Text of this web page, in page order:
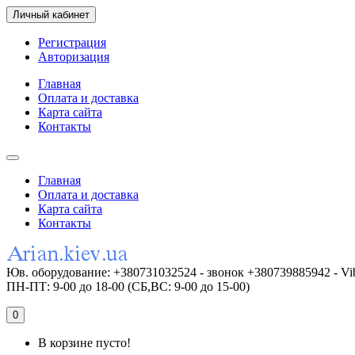
Личный кабинет
Регистрация
Авторизация
Главная
Оплата и доставка
Карта сайта
Контакты
Главная
Оплата и доставка
Карта сайта
Контакты
Юв. оборудование: +380731032524 - звонок +380739885942 -
ПН-ПТ: 9-00 до 18-00 (СБ,ВС: 9-00 до 15-00)
0
В корзине пусто!